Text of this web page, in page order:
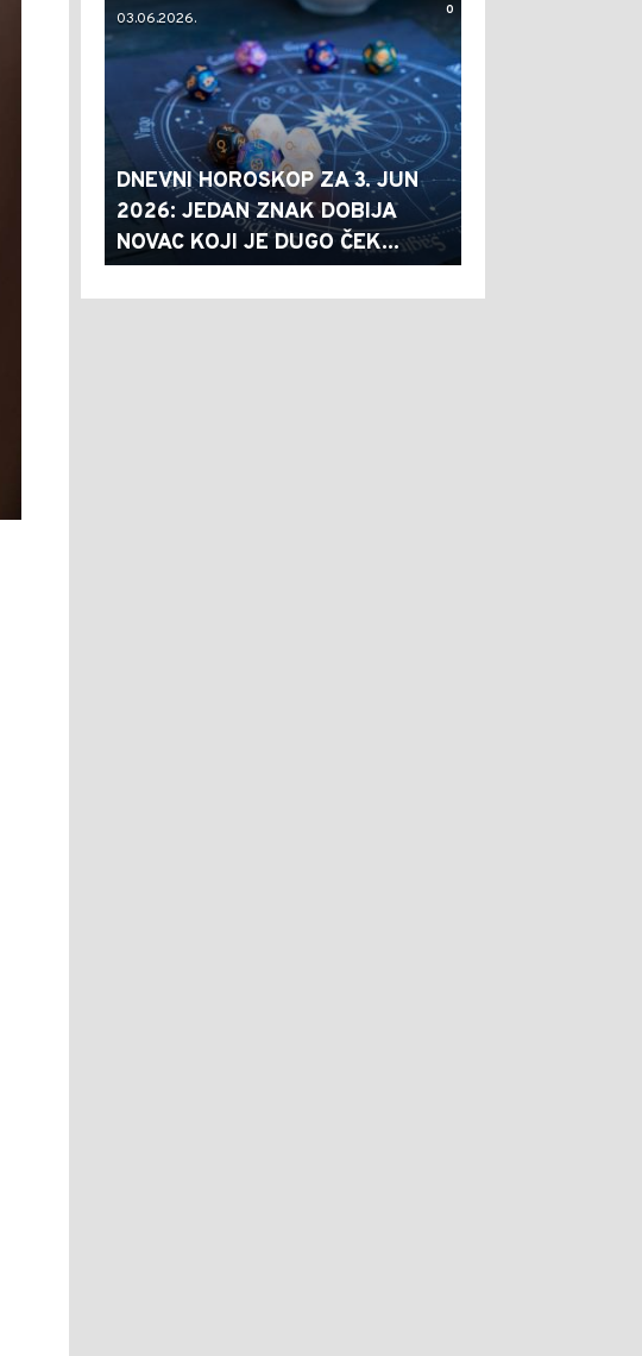
0
03.06.2026.
DNEVNI HOROSKOP ZA 3. JUN
2026: JEDAN ZNAK DOBIJA
NOVAC KOJI JE DUGO ČEK...